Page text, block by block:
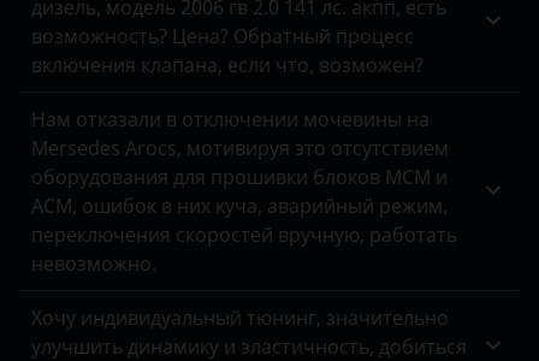
ЗАЗ
УАЗ
дизель, модель 2006 гв 2.0 141 лс. акпп, есть
возможность? Цена? Обратный процесс
включения клапана, если что, возможен?
Нам отказали в отключении мочевины на
Mersedes Arocs, мотивируя это отсутствием
оборудования для прошивки блоков MCM и
ACM, ошибок в них куча, аварийный режим,
переключения скоростей вручную, работать
невозможно.
Хочу индивидуальный тюнинг, значительно
улучшить динамику и эластичность, добиться